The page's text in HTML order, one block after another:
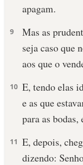
apagam.
9
Mas as
seja caso que
aos que o
10 E, tendo elas
e as que
para as bodas,
11 E, depois,
dizendo: